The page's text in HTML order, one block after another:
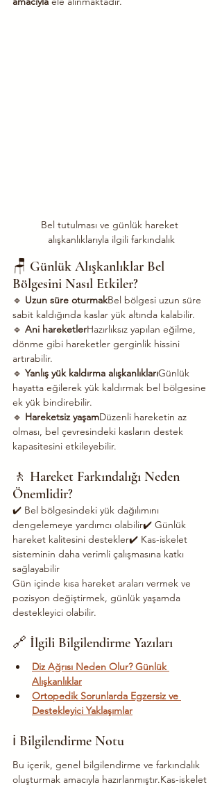
Bel tutulması ve günlük hareket
alışkanlıklarıyla ilgili farkındalık
🪑 Günlük Alışkanlıklar Bel
Bölgesini Nasıl Etkiler?
🔹 Uzun süre oturmakBel bölgesi uzun süre
sabit kaldığında kaslar yük altında kalabilir.
🔹 Ani hareketlerHazırlıksız yapılan eğilme,
dönme gibi hareketler gerginlik hissini
artırabilir.
🔹 Yanlış yük kaldırma alışkanlıklarıGünlük
hayatta eğilerek yük kaldırmak bel bölgesine
ek yük bindirebilir.
🔹 Hareketsiz yaşamDüzenli hareketin az
olması, bel çevresindeki kasların destek
kapasitesini etkileyebilir.
🚶 Hareket Farkındalığı Neden
Önemlidir?
✔️ Bel bölgesindeki yük dağılımını
dengelemeye yardımcı olabilir✔️ Günlük
hareket kalitesini destekler✔️ Kas-iskelet
sisteminin daha verimli çalışmasına katkı
sağlayabilir
Gün içinde kısa hareket araları vermek ve
pozisyon değiştirmek, günlük yaşamda
destekleyici olabilir.
🔗 İlgili Bilgilendirme Yazıları
Diz Ağrısı Neden Olur? Günlük
Alışkanlıklar
Ortopedik Sorunlarda Egzersiz ve
Destekleyici Yaklaşımlar
ℹ️ Bilgilendirme Notu
Bu içerik, genel bilgilendirme ve farkındalık
oluşturmak amacıyla hazırlanmıştır.Kas-iskelet